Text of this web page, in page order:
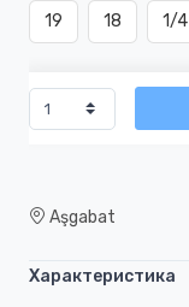
19 18 1/4
Aşgabat
Характеристика